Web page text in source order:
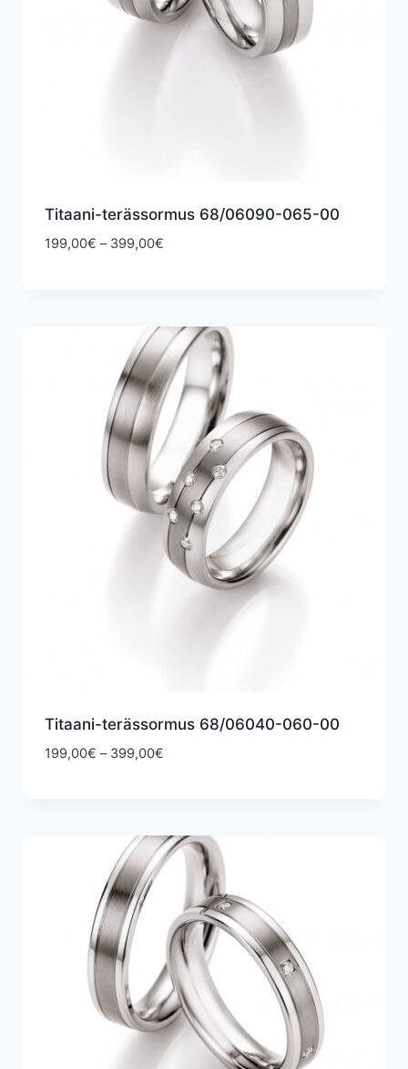
Titaani-terässormus 68/06090-065-00
199,00€ – 399,00€Hintaluokka:
Titaani-terässormus 68/06040-060-00
199,00€ – 399,00€Hintaluokka: